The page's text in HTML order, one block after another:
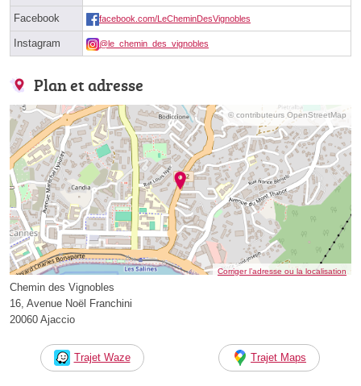
Facebook facebook.com/LeCheminDesVignobles
Instagram @le_chemin_des_vignobles
Plan et adresse
© contributeurs OpenStreetMap
Corriger l’adresse ou la localisation
Chemin des Vignobles
16, Avenue Noël Franchini
20060 Ajaccio
Trajet Waze Trajet Maps